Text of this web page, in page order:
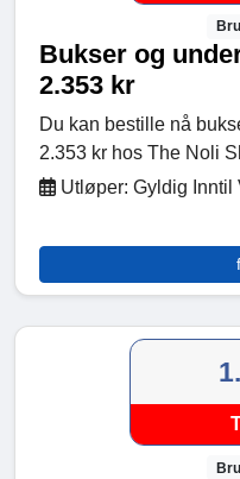
Bukser og
2.353 kr
Du kan bestille nå
2.353 kr hos The Noli
Utløper: Gyldig Inntil